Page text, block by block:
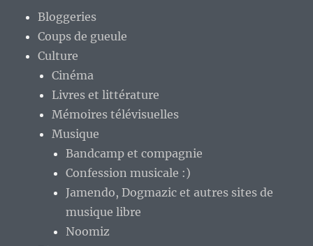
Bloggeries
Coups de gueule
Culture
Cinéma
Livres et littérature
Mémoires télévisuelles
Musique
Bandcamp et compagnie
Confession musicale :)
Jamendo, Dogmazic et autres sites de
musique libre
Noomiz